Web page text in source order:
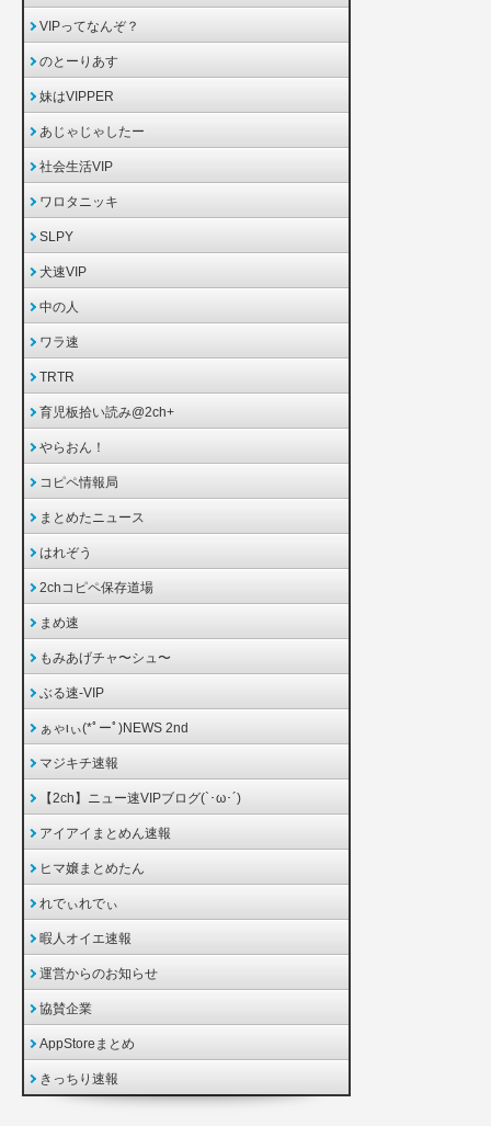
VIPってなんぞ？
のとーりあす
妹はVIPPER
あじゃじゃしたー
社会生活VIP
ワロタニッキ
SLPY
犬速VIP
中の人
ワラ速
TRTR
育児板拾い読み@2ch+
やらおん！
コピペ情報局
まとめたニュース
はれぞう
2chコピペ保存道場
まめ速
もみあげチャ〜シュ〜
ぶる速-VIP
ぁゃιぃ(*ﾟーﾟ)NEWS 2nd
マジキチ速報
【2ch】ニュー速VIPブログ(`･ω･´)
アイアイまとめん速報
ヒマ嬢まとめたん
れでぃれでぃ
暇人オイエ速報
運営からのお知らせ
協賛企業
AppStoreまとめ
きっちり速報